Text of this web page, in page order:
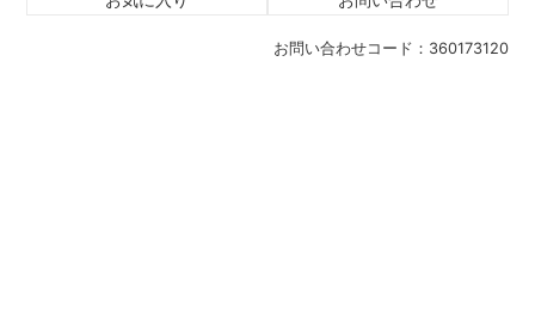
お問い合わせコード： 360173120